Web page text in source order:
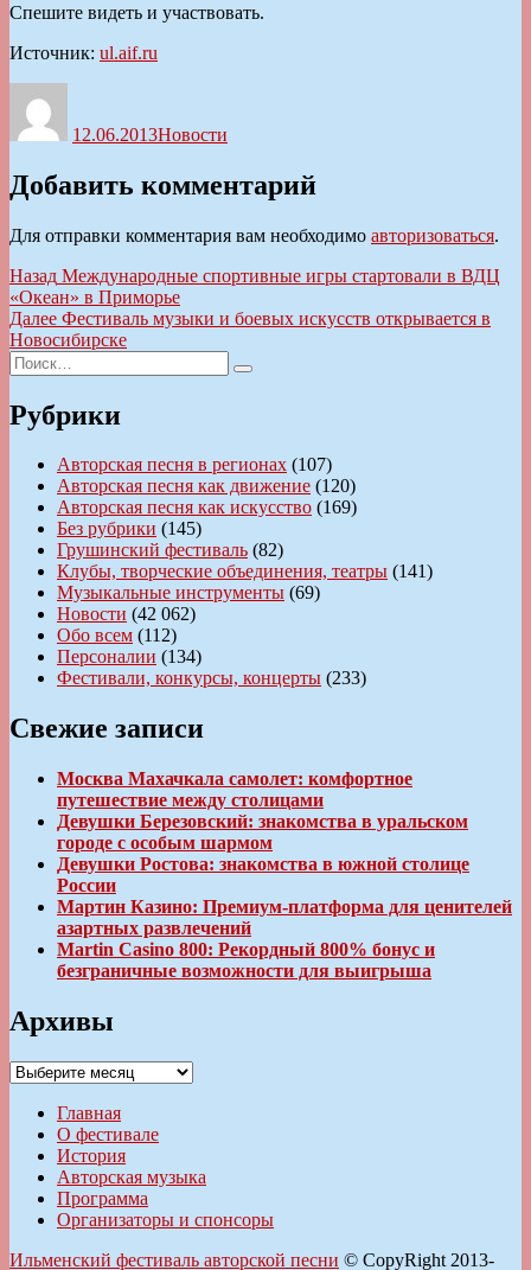
Спешите видеть и участвовать.
Источник: ul.aif.ru
12.06.2013Новости
Добавить комментарий
Для отправки комментария вам необходимо авторизоваться.
Навигация
по
записям
Назад Предыдущая
запись:
Международные спортивные игры стартовали в ВДЦ
«Океан» в Приморье
Далее Следующая
запись:
Фестиваль музыки и боевых искусств открывается в
Новосибирске
Искать:
Поиск
Рубрики
Авторская песня в регионах (107)
Авторская песня как движение (120)
Авторская песня как искусство (169)
Без рубрики (145)
Грушинский фестиваль (82)
Клубы, творческие объединения, театры (141)
Музыкальные инструменты (69)
Новости (42 062)
Обо всем (112)
Персоналии (134)
Фестивали, конкурсы, концерты (233)
Свежие записи
Москва Махачкала самолет: комфортное
путешествие между столицами
Девушки Березовский: знакомства в уральском
городе с особым шармом
Девушки Ростова: знакомства в южной столице
России
Мартин Казино: Премиум-платформа для ценителей
азартных развлечений
Martin Casino 800: Рекордный 800% бонус и
безграничные возможности для выигрыша
Архивы
Архивы
Главная
О фестивале
История
Авторская музыка
Программа
Организаторы и спонсоры
Ильменский фестиваль авторской песни © CopyRight 2013-